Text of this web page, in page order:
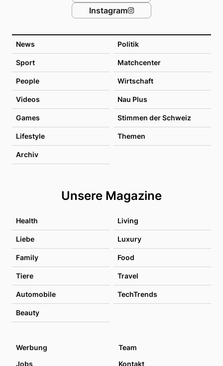
News Politik
Sport Matchcenter
People Wirtschaft
Videos Nau Plus
Games Stimmen der Schweiz
Lifestyle Themen
Archiv
Unsere Magazine
Health Living
Liebe Luxury
Family Food
Tiere Travel
Automobile TechTrends
Beauty
Instagram
Werbung
Team
Jobs
Kontakt